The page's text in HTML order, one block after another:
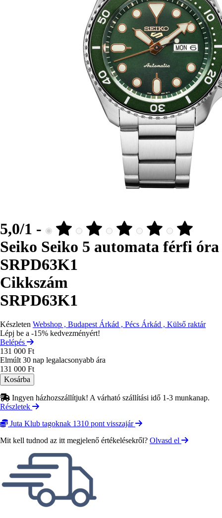
5,0/1 -
Seiko Seiko 5 automata férfi óra
SRPD63K1
Cikkszám
SRPD63K1
Készleten Webshop , Budapest Árkád , Pécs Árkád , Külső raktár
Lépj be a -15% kedvezményért!
Belépés
131 000 Ft
Elmúlt 30 nap legalacsonyabb ára
131 000 Ft
Ingyen házhozszállítjuk! A várható szállítási idő 1-3 munkanap.
Részletek
Juta Klub tagoknak 1310 pont visszajár
Mit kell tudnod az itt megjelenő értékelésekről? Olvasd el